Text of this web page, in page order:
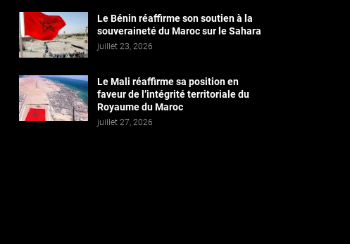
Le Bénin réaffirme son soutien à la
souveraineté du Maroc sur le Sahara
juillet 23, 2026
Le Mali réaffirme sa position en
faveur de l’intégrité territoriale du
Royaume du Maroc
juillet 27, 2026